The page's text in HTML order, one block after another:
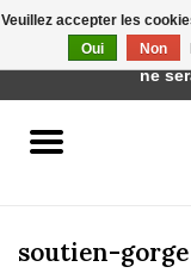
soutien-
Veuillez accepter les
Oui
Non
Cette boutique est
ne